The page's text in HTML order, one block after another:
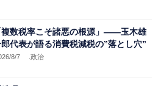
複数税率こそ諸悪の根源」――玉木雄
代表が語る消費税減税の”落とし穴”
8/7 .政治